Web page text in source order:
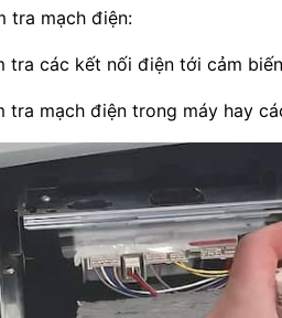
tra mạch điện:
tra các kết nối điện tới cảm
tra mạch điện trong máy hay